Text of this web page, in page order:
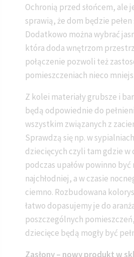
Ochronią przed słońcem, ale
sprawią, że dom będzie pełen
Dodatkowo można wybrać
która doda wnętrzom
połączenie pozwoli też
pomieszczeniach nieco
Z kolei materiały grubsze i
będą odpowiednie do
wszystkim związanych z
Sprawdzą się np. w
dziecięcych czyli tam gdzie w
podczas upałów powinno
najchłodniej, a w czasie
ciemno. Rozbudowana
łatwo dopasujemy je do
poszczególnych
dziecięce będą mogły być
Zasłony – nowy produkt w